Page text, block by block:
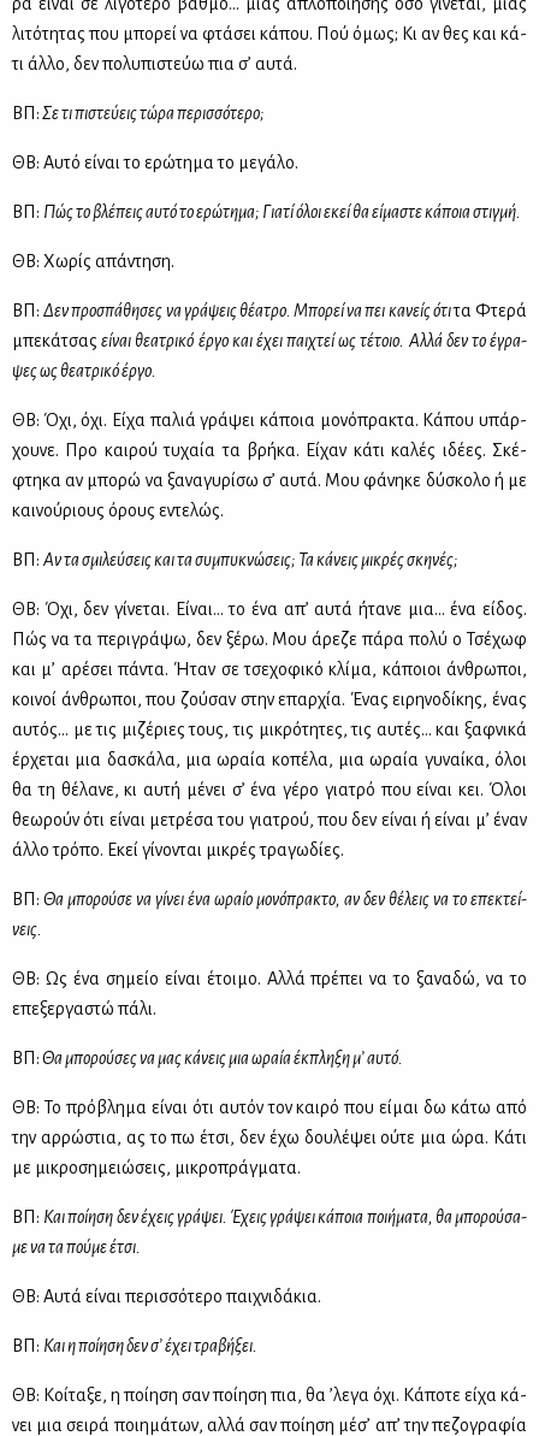
λι­τό­τη­τας που μπο­ρεί να φτά­σει κά­που. Πού όμως; Κι αν θες και κά­
τι άλ­λο, δεν πο­λυ­πι­στεύω πια σ’ αυ­τά.
ΒΠ:Σε τι πι­στεύ­εις τώ­ρα πε­ρισ­σό­τε­ρο;
ΘΒ: Αυ­τό εί­ναι το ερώ­τη­μα το με­γά­λο.
ΒΠ: Πώς το βλέ­πεις αυ­τό το ερώ­τη­μα; Για­τί όλοι εκεί θα εί­μα­στε κά­ποια στιγ­μή.
ΘΒ: Χω­ρίς απά­ντη­ση.
ΒΠ:Δεν προ­σπά­θη­σες να γρά­ψεις θέ­α­τρο. Μπο­ρεί να πει κα­νείς ότιτα Φτε­ρά
μπε­κά­τσας εί­ναι θε­α­τρι­κό έρ­γο και έχει παι­χτεί ως τέ­τοιο. Αλ­λά δεν το έγρα­
ψες ως θε­α­τρι­κό έρ­γο.
ΘΒ: Όχι, όχι. Εί­χα πα­λιά γρά­ψει κά­ποια μο­νό­πρα­κτα. Κά­που υπάρ­
χου­νε. Προ και­ρού τυ­χαία τα βρή­κα. Εί­χαν κά­τι κα­λές ιδέ­ες. Σκέ­
φτη­κα αν μπο­ρώ να ξα­να­γυ­ρί­σω σ’ αυ­τά. Μου φά­νη­κε δύ­σκο­λο ή με
και­νού­ριους όρους εντε­λώς.
ΒΠ: Αν τα σμι­λεύ­σεις και τα συ­μπυ­κνώ­σεις; Τα κά­νεις μι­κρές σκη­νές;
ΘΒ: Όχι, δεν γί­νε­ται. Εί­ναι… το ένα απ’ αυ­τά ήτα­νε μια… ένα εί­δος.
Πώς να τα πε­ρι­γρά­ψω, δεν ξέ­ρω. Μου άρε­ζε πά­ρα πο­λύ ο Τσέ­χωφ
και μ’ αρέ­σει πά­ντα. Ήταν σε τσε­χο­φι­κό κλί­μα, κά­ποιοι άν­θρω­ποι,
κοι­νοί άν­θρω­ποι, που ζού­σαν στην επαρ­χία. Ένας ει­ρη­νο­δί­κης, ένας
αυ­τός… με τις μι­ζέ­ριες τους, τις μι­κρό­τη­τες, τις αυ­τές… και ξαφ­νι­κά
έρ­χε­ται μια δα­σκά­λα, μια ωραία κο­πέ­λα, μια ωραία γυ­ναί­κα, όλοι
θα τη θέ­λα­νε, κι αυ­τή μέ­νει σ’ ένα γέ­ρο για­τρό που εί­ναι κει. Όλοι
θε­ω­ρούν ότι εί­ναι με­τρέ­σα του για­τρού, που δεν εί­ναι ή εί­ναι μ’ έναν
άλ­λο τρό­πο. Εκεί γί­νο­νται μι­κρές τρα­γω­δί­ες.
ΒΠ: Θα μπο­ρού­σε να γί­νει ένα ωραίο μο­νό­πρα­κτο, αν δεν θέ­λεις να το επε­κτεί­
νεις.
ΘΒ: Ως ένα ση­μείο εί­ναι έτοι­μο. Αλ­λά πρέ­πει να το ξα­να­δώ, να το
επε­ξερ­γα­στώ πά­λι.
ΒΠ:Θα μπο­ρού­σες να μας κά­νεις μια ωραία έκ­πλη­ξη μ’ αυ­τό.
ΘΒ: Το πρό­βλη­μα εί­ναι ότι αυ­τόν τον και­ρό που εί­μαι δω κά­τω από
την αρ­ρώ­στια, ας το πω έτσι, δεν έχω δου­λέ­ψει ού­τε μια ώρα. Κά­τι
με μι­κρο­ση­μειώ­σεις, μι­κρο­πράγ­μα­τα.
ΒΠ: Και ποί­η­ση δεν έχεις γρά­ψει. Έχεις γρά­ψει κά­ποια ποι­ή­μα­τα, θα μπο­ρού­σα­
με να τα πού­με έτσι.
ΘΒ: Αυ­τά εί­ναι πε­ρισ­σό­τε­ρο παι­χνι­δά­κια.
ΒΠ: Και η ποί­η­ση δεν σ’ έχει τρα­βή­ξει.
ΘΒ: Κοί­τα­ξε, η ποί­η­ση σαν ποί­η­ση πια, θα ’λε­γα όχι. Κά­πο­τε εί­χα κά­
νει μια σει­ρά ποι­η­μά­των, αλ­λά σαν ποί­η­ση μέ­σ’ απ’ την πε­ζο­γρα­φία